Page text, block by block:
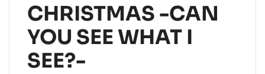
CHRISTMAS -CAN
YOU SEE WHAT I
SEE?-